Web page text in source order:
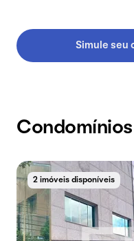
Simule seu
2 imóveis disponíveis